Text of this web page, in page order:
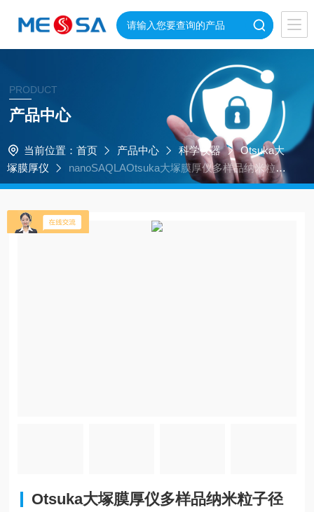
PRODUCT
产品中心
当前位置： 首页 产品中心 科学仪器
Otsuka大
塚膜厚仪
nanoSAQLAOtsuka大塚膜厚仪多样品纳米粒子
径测试系统
Otsuka大塚膜厚仪多样品纳米粒子径